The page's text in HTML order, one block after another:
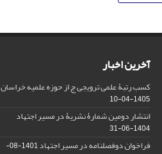
آخرین اخبار
کسب رتبۀ علمی ترویجی ج از حوزه علمیه خراسان
1405-04-10
انتشار دومین شمارۀ نشریۀ در مسیر اجتهاد
1404-06-31
فراخوان دوفصلنامه در مسیر اجتهاد
1401-08-